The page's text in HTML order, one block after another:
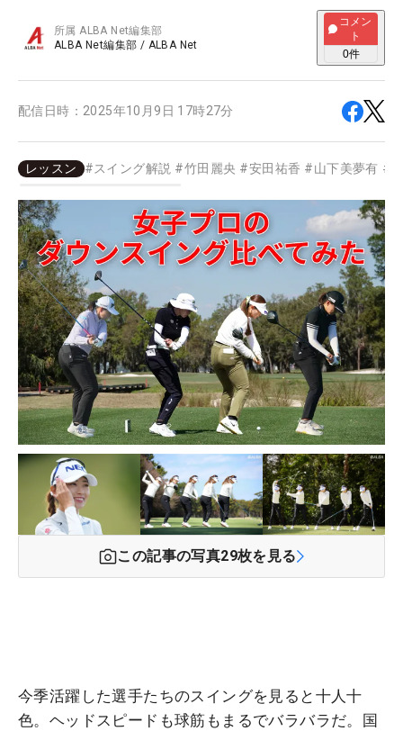
所属ALBA Net編集部
ALBA Net編集部 / ALBA Net
コメン
ト
0件
配信日時： 2025年10月9日 17時27分
レッスン #スイング解説 #竹田麗央 #安田祐香 #山下美夢有 #
この記事の写真29枚を見る
今季活躍した選手たちのスイングを見ると十人十
色。ヘッドスピードも球筋もまるでバラバラだ。国